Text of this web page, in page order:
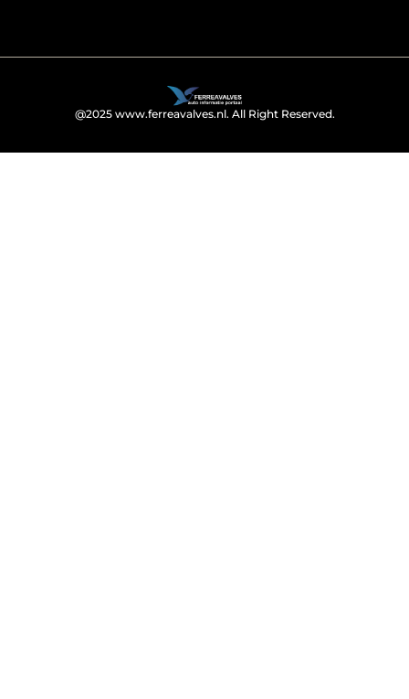
@2025 www.ferreavalves.nl. All Right Reserved.